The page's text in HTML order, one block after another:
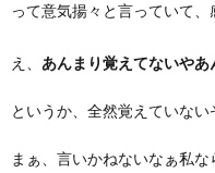
って意気揚々と言っていて、
え、 あんまり覚えてないやあ
というか、全然覚えていない
まぁ、言いかねないなぁ私な